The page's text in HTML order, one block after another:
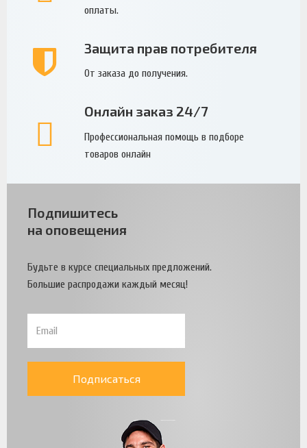
оплаты.
Защита прав потребителя
От заказа до получения.
Онлайн заказ 24/7
Профессиональная помощь в подборе
товаров онлайн
Подпишитесь
на оповещения
Будьте в курсе специальных предложений.
Большие распродажи каждый месяц!
Подписаться